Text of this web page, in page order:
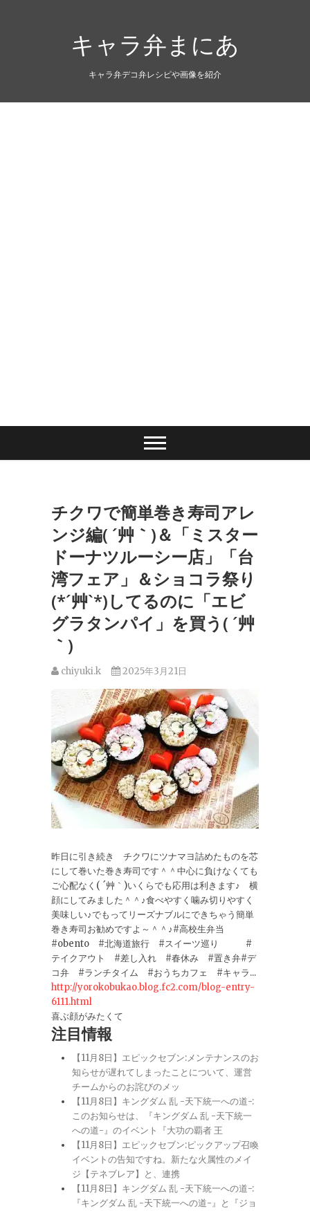
キャラ弁まにあ
キャラ弁デコ弁レシピや画像を紹介
チクワで簡単巻き寿司アレ
ンジ編( ´艸｀)＆「ミスター
ドーナツルーシー店」「台
湾フェア」＆ショコラ祭り
(*´艸`*)してるのに「エビ
グラタンパイ」を買う( ´艸
｀)
chiyuki.k 2025年3月21日
昨日に引き続き チクワにツナマヨ詰めたものを芯
にして巻いた巻き寿司です＾＾中心に負けなくても
ご心配なく( ´艸｀)いくらでも応用は利きます♪ 横
顔にしてみました＾＾♪食べやすく噛み切りやすく
美味しい♪でもってリーズナブルにできちゃう簡単
巻き寿司お勧めですよ～＾＾♪#高校生弁当
#obento #北海道旅行 #スイーツ巡り #
テイクアウト #差し入れ #春休み #置き弁#デ
コ弁 #ランチタイム #おうちカフェ #キャラ...
http://yorokobukao.blog.fc2.com/blog-entry-
6111.html
喜ぶ顔がみたくて
注目情報
【11月8日】エピックセブン:メンテナンスのお
知らせが遅れてしまったことについて、運営
チームからのお詫びのメッ
【11月8日】キングダム 乱 -天下統一への道-:
このお知らせは、『キングダム 乱 -天下統一
への道-』のイベント『大功の覇者 王
【11月8日】エピックセブン:ピックアップ召喚
イベントの告知ですね。新たな火属性のメイ
ジ【テネブレア】と、連携
【11月8日】キングダム 乱 -天下統一への道-:
『キングダム 乱 -天下統一への道-』と『ジョ